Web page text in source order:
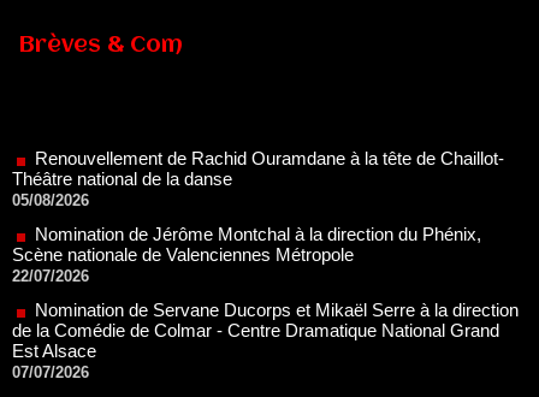
Brèves & Com
05/08/2026
Nomination de Jérôme Montchal à la direction du Phénix,
22/07/2026
Nomination de Servane Ducorps et Mikaël Serre à la direction
Est Alsace
07/07/2026
Thomas Jolly et Laëtitia Guédon nommés à la direction du